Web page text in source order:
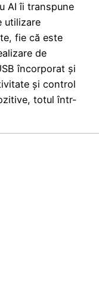
AI îi transpune
utilizare
fie că este
de
încorporat și
și control
totul într-